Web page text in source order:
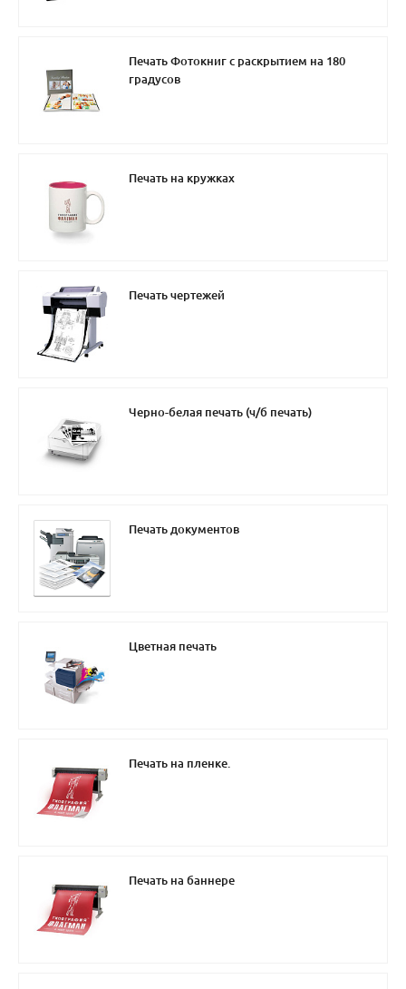
Печать Фотокниг с раскрытием на 180
градусов
Печать на кружках
Печать чертежей
Черно-белая печать (ч/б печать)
Печать документов
Цветная печать
Печать на пленке.
Печать на баннере